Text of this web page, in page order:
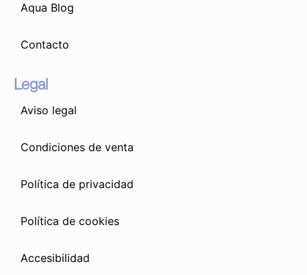
Aqua Blog
Contacto
Legal
Aviso legal
Condiciones de venta
Política de privacidad
Política de cookies
Accesibilidad